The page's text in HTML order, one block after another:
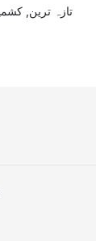
تازہ ترین ,